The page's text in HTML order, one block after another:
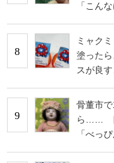
「こん
8
ミャク
塗った
スが良す
9
骨董市
ら…… 目
「べっ